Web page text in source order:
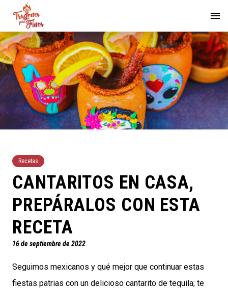
Recetas
CANTARITOS EN CASA,
PREPÁRALOS CON ESTA
RECETA
16 de septiembre de 2022
Seguimos mexicanos y qué mejor que continuar estas
fiestas patrias con un delicioso cantarito de tequila; te